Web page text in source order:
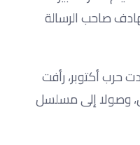
صاحب الرسالة
حرب أكتوبر، رأفت
وصولا إلى مسلسل